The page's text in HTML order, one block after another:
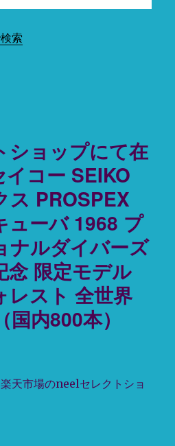
索
ショップにて在
コー SEIKO
ス PROSPEX
ューバ 1968 プ
ナルダイバーズ
念 限定モデル
レスト 全世界
内800本）
天市場のneelセレクトショ